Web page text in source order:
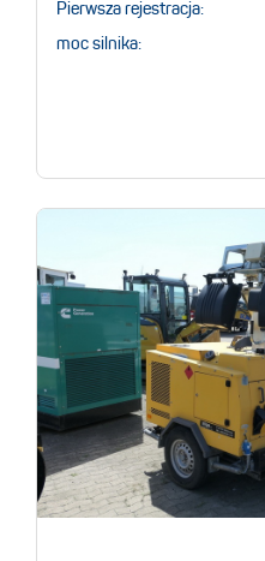
Pierwsza rejestracja:
moc silnika: